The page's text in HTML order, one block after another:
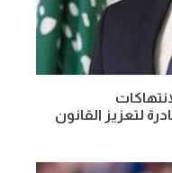
لتعزيز القانون